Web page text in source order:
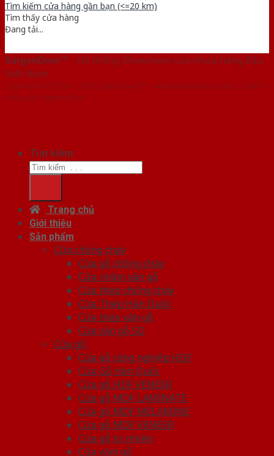
Tìm kiếm cửa hàng gần bạn (<=20 km)
Tìm thấy cửa hàng
Đang tải...
SaigonDoor™ - Hệ thống Showroom cửa nhựa hàng đầu
Việt Nam
Copyright ⓒ 2016 – 2026 SaigonDoor™ - www.bancuanhua.com | Đơn vị
chủ quản SaigonDoor
Tìm kiếm:
Trang chủ
Giới thiệu
Sản phẩm
Cửa chống cháy
Cửa gỗ chống cháy
Cửa nhôm vân gỗ
Cửa thép chống cháy
Cửa Thép Hàn Quốc
Cửa thép vân gỗ
Cửa vân gỗ 5D
Cửa gỗ
Cửa gỗ công nghiệp HDF
Cửa Gỗ Hàn Quốc
Cửa gỗ HDF VENEER
Cửa gỗ MDF LAMINATE
Cửa gỗ MDF MELAMINE
Cửa gỗ MDF VENEER
Cửa gỗ tự nhiên
Cửa vòm gỗ